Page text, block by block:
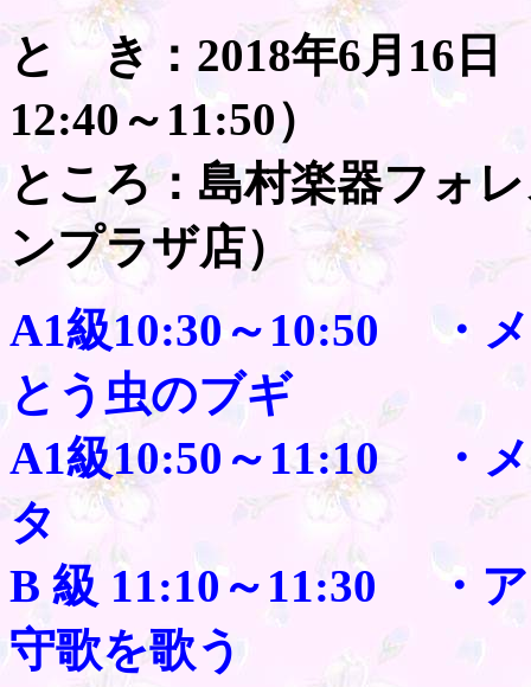
と き：2018年6月16日
12:40～11:50）
ところ：島村楽器フォ
ンプラザ店）
A1級10:30～10:50 ・
とう虫のブギ
A1級10:50～11:10 ・
タ
B 級 11:10～11:30 ・
守歌を歌う